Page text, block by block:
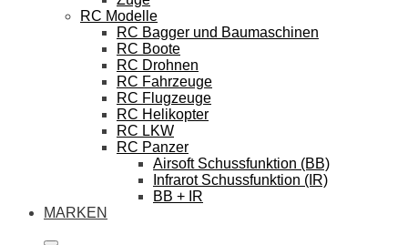
RC Modelle
RC Bagger und Baumaschinen
RC Boote
RC Drohnen
RC Fahrzeuge
RC Flugzeuge
RC Helikopter
RC LKW
RC Panzer
Airsoft Schussfunktion (BB)
Infrarot Schussfunktion (IR)
BB + IR
MARKEN